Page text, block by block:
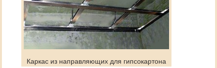
Каркас из направляющих для гипсокартона